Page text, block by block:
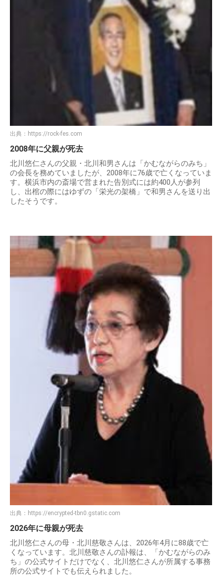
出典： https://rock-fes.com
2008年に父親が死去
北川悠仁さんの父親・北川和男さんは「かむながらのみち」
の会長を務めていましたが、2008年に76歳で亡くなっていま
す。横浜市内の斎場で営まれた告別式には約400人が参列
し、出棺の際にはゆずの「栄光の架橋」で和男さんを送り出
したそうです。
出典： https://encrypted-tbn0.gstatic.com
2026年に母親が死去
北川悠仁さんの母・北川慈敬さんは、2026年4月に88歳で亡
くなっています。北川慈敬さんの訃報は、「かむながらのみ
ち」の公式サイトだけでなく、北川悠仁さんが所属する事務
所の公式サイトでも伝えられました。